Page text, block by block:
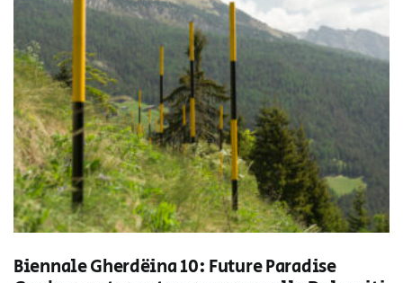
Biennale Gherdëina 10: Future Paradise